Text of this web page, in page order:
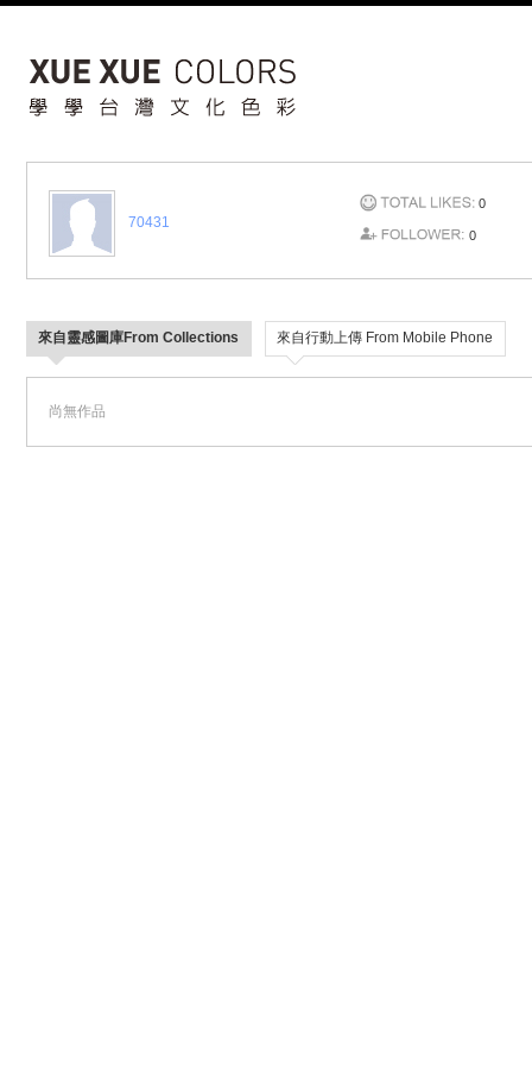
70431
0
0
來自靈感圖庫From Collections 來自行動上傳 From Mobile Phone
尚無作品